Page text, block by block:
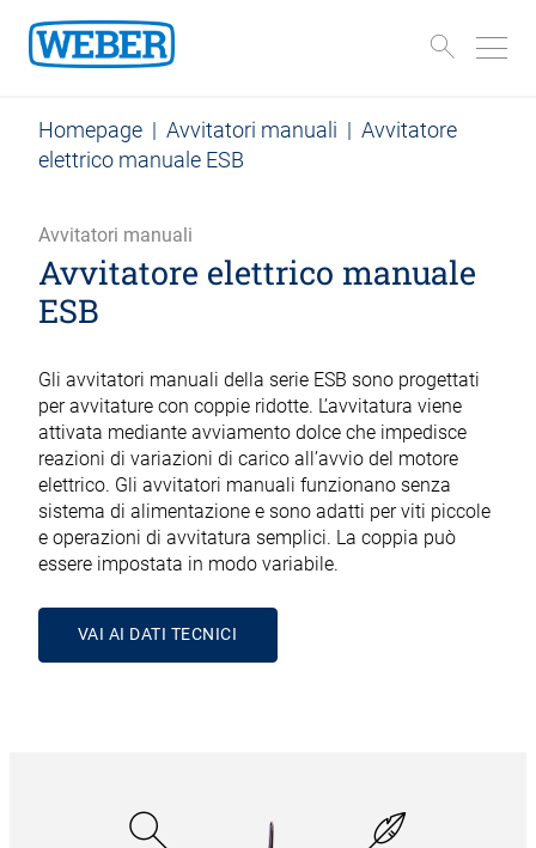
Homepage | Avvitatori manuali | Avvitatore
elettrico manuale ESB
Avvitatori manuali
Avvitatore elettrico manuale
ESB
Gli avvitatori manuali della serie ESB sono progettati
per avvitature con coppie ridotte. L’avvitatura viene
attivata mediante avviamento dolce che impedisce
reazioni di variazioni di carico all’avvio del motore
elettrico. Gli avvitatori manuali funzionano senza
sistema di alimentazione e sono adatti per viti piccole
e operazioni di avvitatura semplici. La coppia può
essere impostata in modo variabile.
VAI AI DATI TECNICI